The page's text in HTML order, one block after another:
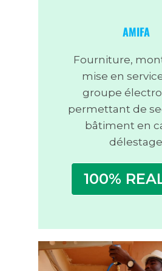
AMIFA
Fourniture,
mise en
groupe
permettant de
bâtiment en
délestage
100%